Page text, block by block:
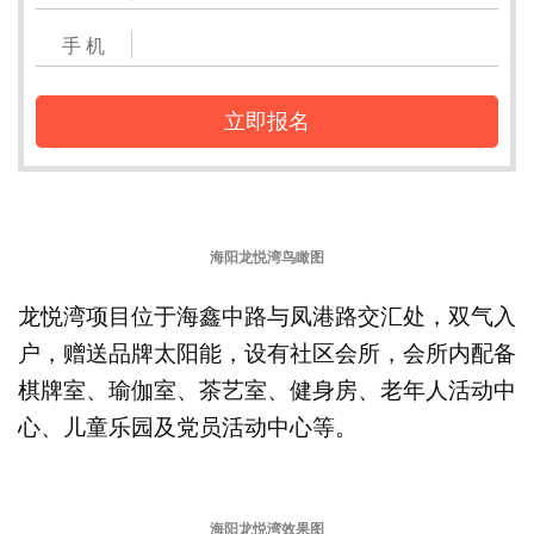
手 机
立即报名
海阳龙悦湾鸟瞰图
龙悦湾项目位于海鑫中路与凤港路交汇处，双气入
户，赠送品牌太阳能，设有社区会所，会所内配备
棋牌室、瑜伽室、茶艺室、健身房、老年人活动中
心、儿童乐园及党员活动中心等。
海阳龙悦湾效果图